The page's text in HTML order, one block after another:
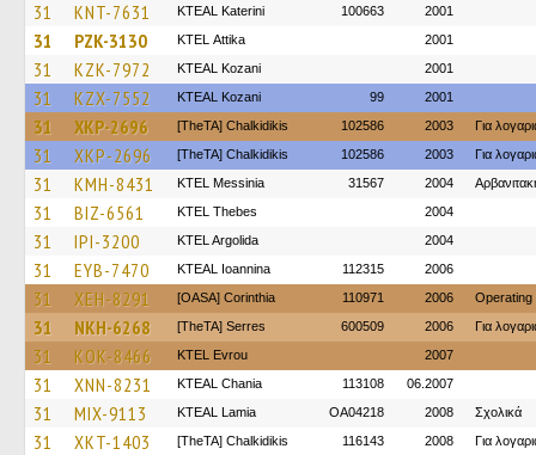
31 KNT-7631 KTEAL Katerini 100663 2001
31 PZK-3130 KΤΕL Αttika 2001
31 KZK-7972 KTEAL Kozani 2001
31 KZX-7552 KTEAL Kozani 99 2001
31 XKP-2696 [TheTA] Chalkidikis 102586 2003 Για
31 XKP-2696 [TheTA] Chalkidikis 102586 2003 Για
31 KMH-8431 KTEL Messinia 31567 2004
31 BIZ-6561 KTEL Thebes 2004
31 IPI-3200 KTEL Argolida 2004
31 EYB-7470 KTEAL Ioannina 112315 2006
31 XEH-8291 [OASA] Corinthia 110971 2006
31 NKH-6268 [TheTA] Serres 600509 2006 Για
31 KOK-8466 KTEL Evrou 2007
31 XNN-8231 KTEAL Chania 113108 06.2007
31 MIX-9113 KTEAL Lamia OA04218 2008 Σχολικά
31 XKT-1403 [TheTA] Chalkidikis 116143 2008 Για